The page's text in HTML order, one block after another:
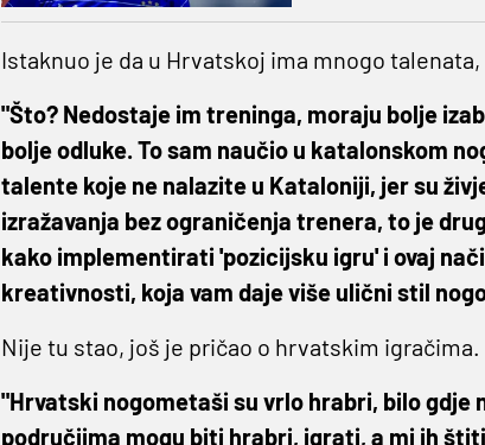
Istaknuo je da u Hrvatskoj ima mnogo
"Što? Nedostaje im treninga, moraju bolje
bolje odluke. To sam naučio u katalonskom
talente koje ne nalazite u Kataloniji, jer su
izražavanja bez ograničenja trenera, to je
kako implementirati 'pozicijsku igru' i ovaj
kreativnosti, koja vam daje više ulični stil
Nije tu stao, još je pričao o hrvatskim igračima.
"Hrvatski nogometaši su vrlo hrabri, bilo gdje
područjima mogu biti hrabri, igrati, a mi ih